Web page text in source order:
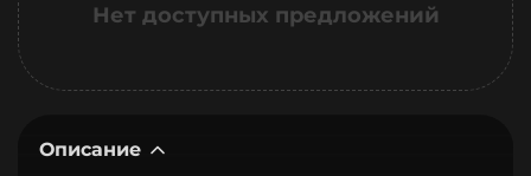
Нет доступных предложений
Описание